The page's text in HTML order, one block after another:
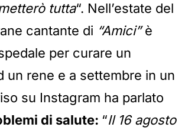
tutta“. Nell’estate del
cantante di “Amici”è
per curare un
un rene e a settembre in un
su Instagram ha parlato
di salute: “Il 16 agosto